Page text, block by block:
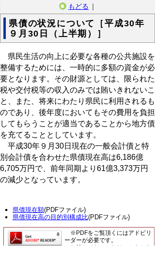
もどる ｜
県債の状況について［平成30年
９月30日（上半期）］
県民生活の向上に必要な各種の公共施設を
整備するためには、一時的に多額の資金が必
要となります。その財源としては、限られた
税や交付税等の収入のみでは賄いきれないこ
と、また、将来にわたり県民に利用されるも
のであり、後年度においてもその費用を負担
してもらうことが適当であることから地方債
を充てることとしています。
平成30年９月30日現在の一般会計債と特
別会計債を合わせた県債現在高は6,186億
6,705万円で、前年同期より61億3,373万円
の減少となっています。
県債現在額(PDFファイル)
県債現在高の目的別構成比(PDFファイル)
※PDFをご覧頂くにはアドビリ
ーダーが必要です。
お持ちでないかたは
こちらから